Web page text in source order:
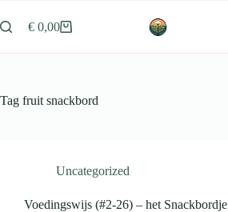
naar
de
Winkelwagen
€ 0,00
Tag fruit snackbord
Uncategorized
Voedingswijs (#2-26) – het Snackbordje